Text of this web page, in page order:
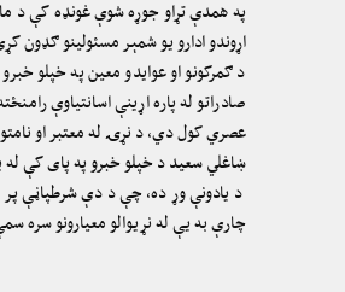
په همدې تړاو جوړه شوې غونډه کې د
اړوندو ادارو یو شمېر مسئولینو ګډون
د ګمرکونو او عوایدو معین په خپلو
صادراتو له پاره اړینې اسانتیاوې
عصري کول دي، د نړۍ له معتبر او
ښاغلي سعید د خپلو خبرو په پای کې له
د یادونې وړ ده، چې د دې شرطپاڼې پر
چارې به یې له نړیوالو معيارونو سره